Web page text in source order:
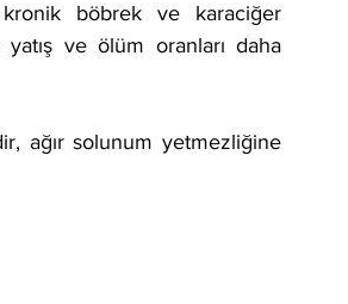
kronik böbrek ve karaciğer
yatış ve ölüm oranları daha
ağır solunum yetmezliğine